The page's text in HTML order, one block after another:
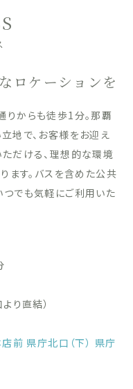
ロケーションを
りからも徒歩1分。那覇
地で、お客様をお迎え
だける、理想的な環境
ます。バスを含めた公共
つでも気軽にご利用いた
り直結）
前 県庁北口（下） 県庁